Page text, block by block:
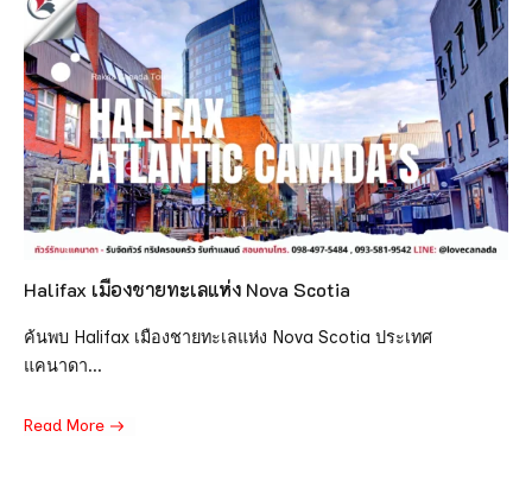
Halifax เมืองชายทะเลแห่ง Nova Scotia
ค้นพบ Halifax เมืองชายทะเลแห่ง Nova Scotia ประเทศ
แคนาดา...
Read More